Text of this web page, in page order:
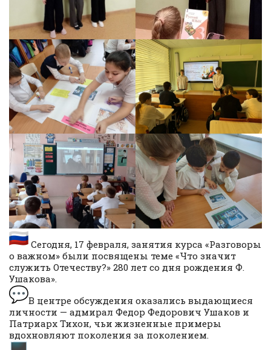
Сегодня, 17 февраля, занятия курса «Разговоры
о важном» были посвящены теме «Что значит
служить Отечеству?» 280 лет со дня рождения Ф.
Ушакова».
В центре обсуждения оказались выдающиеся
личности — адмирал Федор Федорович Ушаков и
Патриарх Тихон, чьи жизненные примеры
вдохновляют поколения за поколением.